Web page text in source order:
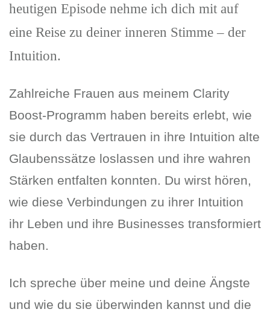
heutigen Episode nehme ich dich mit auf
eine Reise zu deiner inneren Stimme – der
Intuition.
Zahlreiche Frauen aus meinem Clarity
Boost-Programm haben bereits erlebt, wie
sie durch das Vertrauen in ihre Intuition alte
Glaubenssätze loslassen und ihre wahren
Stärken entfalten konnten. Du wirst hören,
wie diese Verbindungen zu ihrer Intuition
ihr Leben und ihre Businesses transformiert
haben.
Ich spreche über meine und deine Ängste
und wie du sie überwinden kannst und die